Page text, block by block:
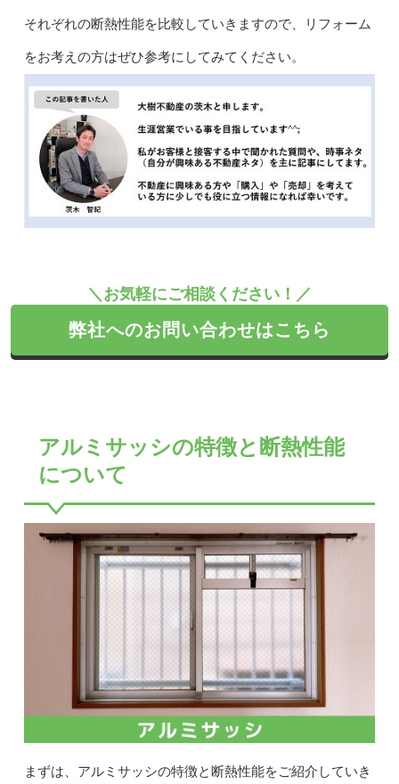
それぞれの断熱性能を比較していきますので、リフォーム
をお考えの方はぜひ参考にしてみてください。
＼お気軽にご相談ください！／
弊社へのお問い合わせはこちら
アルミサッシの特徴と断熱性能
について
まずは、アルミサッシの特徴と断熱性能をご紹介していき